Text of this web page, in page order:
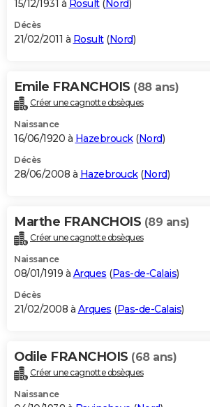
15/12/1931 à Rosult( Nord)
Décès
21/02/2011 à Rosult(Nord)
Emile FRANCHOIS (88 ans)
Créer une cagnotte obsèques
Naissance
16/06/1920 à Hazebrouck(Nord)
Décès
28/06/2008 à Hazebrouck(Nord)
Marthe FRANCHOIS (89 ans)
Créer une cagnotte obsèques
Naissance
08/01/1919 à Arques (Pas-de-Calais)
Décès
21/02/2008 à Arques (Pas-de-Calais)
Odile FRANCHOIS (68 ans)
Créer une cagnotte obsèques
Naissance